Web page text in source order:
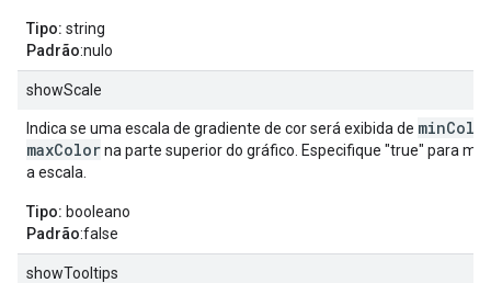
Tipo: string
Padrão:nulo
showScale
Indica se uma escala de gradiente de cor será exibida de
maxColorna parte superior do gráfico. Especifique "true" para
a escala.
Tipo: booleano
Padrão:false
showTooltips